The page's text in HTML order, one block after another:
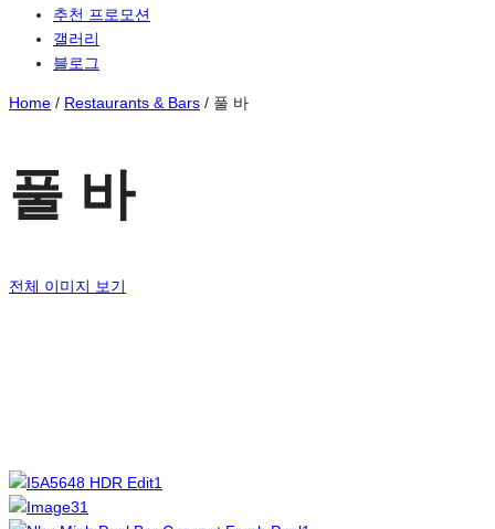
추천 프로모션
갤러리
블로그
Home / Restaurants & Bars / 풀 바
풀 바
전체 이미지 보기